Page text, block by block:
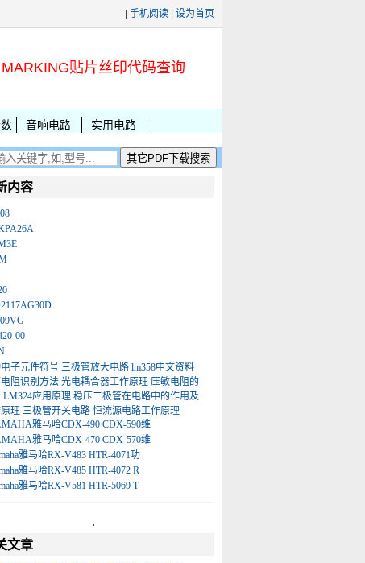
手机阅读 设为首页
MARKING贴片丝印代码查询
音响电路 实用电路
内容
00
子元件符号 三极管放大电路 lm358中文资料
阻识别方法 光电耦合器工作原理 压敏电阻的
LM324应用原理 稳压二极管在电路中的作用及
理 三极管开关电路 恒流源电路工作原理
雅马哈CDX-490 CDX-590维
雅马哈CDX-470 CDX-570维
雅马哈RX-V483 HTR-4071功
雅马哈RX-V485 HTR-4072 R
雅马哈RX-V581 HTR-5069 T
.
文章